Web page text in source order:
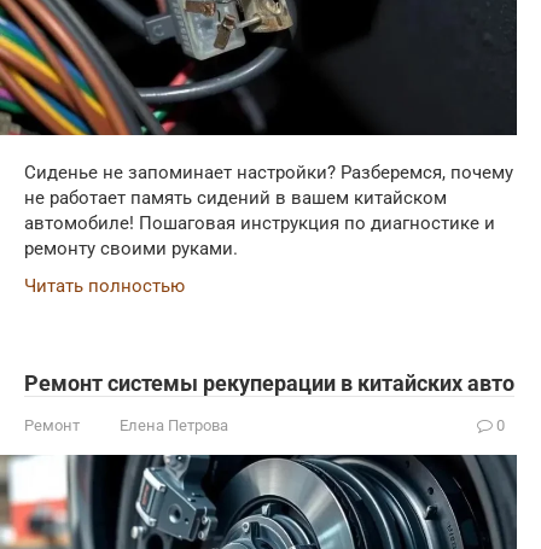
Сиденье не запоминает настройки? Разберемся, почему
не работает память сидений в вашем китайском
автомобиле! Пошаговая инструкция по диагностике и
ремонту своими руками.
Читать полностью
Ремонт системы рекуперации в китайских авто
Ремонт Елена Петрова 0